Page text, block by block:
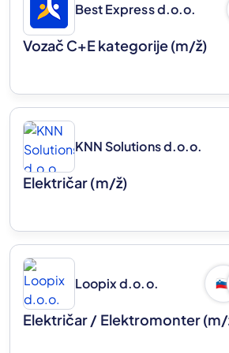
Best Express d.o.o.
Vozač C+E kategorije(m/ž)
KNN Solutions d.o.o.
Električar(m/ž)
Loopix d.o.o. 🇸🇮
Električar / Elektromonter